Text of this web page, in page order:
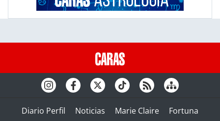
Diario Perfil Noticias Marie Claire Fortuna